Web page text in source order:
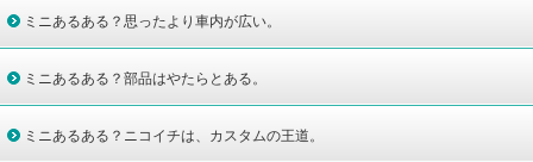
ミニあるある？思ったより車内が広い。
ミニあるある？部品はやたらとある。
ミニあるある？ニコイチは、カスタムの王道。